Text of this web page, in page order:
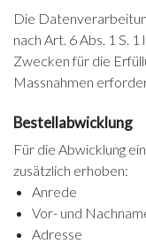
Die
nach Art. 6 Abs. 1 S.
Zwecken für die
Massnahmen
Bestellabwicklung
Für die Abwicklung
zusätzlich erhoben:
Anrede
Vor- und
Adresse